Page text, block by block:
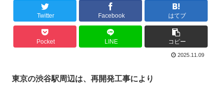
Twitter Facebook はてブ
Pocket LINE コピー
2025.11.09
東京の渋谷駅周辺は、再開発工事により